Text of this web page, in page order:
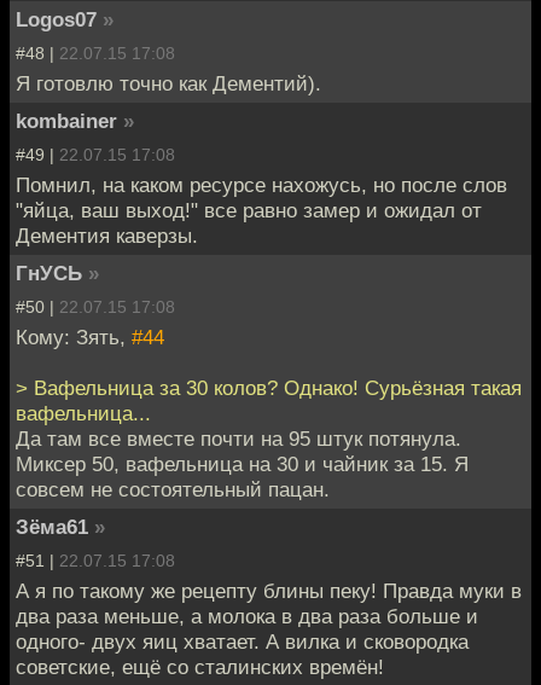
Logos07 »
#48 | 22.07.15 17:08
Я готовлю точно как Дементий).
kombainer »
#49 | 22.07.15 17:08
Помнил, на каком ресурсе нахожусь, но после слов
"яйца, ваш выход!" все равно замер и ожидал от
Дементия каверзы.
ГнУСЬ »
#50 | 22.07.15 17:08
Кому: Зять, #44
> Вафельница за 30 колов? Однако! Сурьёзная такая
вафельница...
Да там все вместе почти на 95 штук потянула.
Миксер 50, вафельница на 30 и чайник за 15. Я
совсем не состоятельный пацан.
Зёма61 »
#51 | 22.07.15 17:08
А я по такому же рецепту блины пеку! Правда муки в
два раза меньше, а молока в два раза больше и
одного- двух яиц хватает. А вилка и сковородка
советские, ещё со сталинских времён!